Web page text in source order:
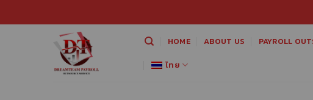
HOME ABOUT US PAYROLL
ไทย